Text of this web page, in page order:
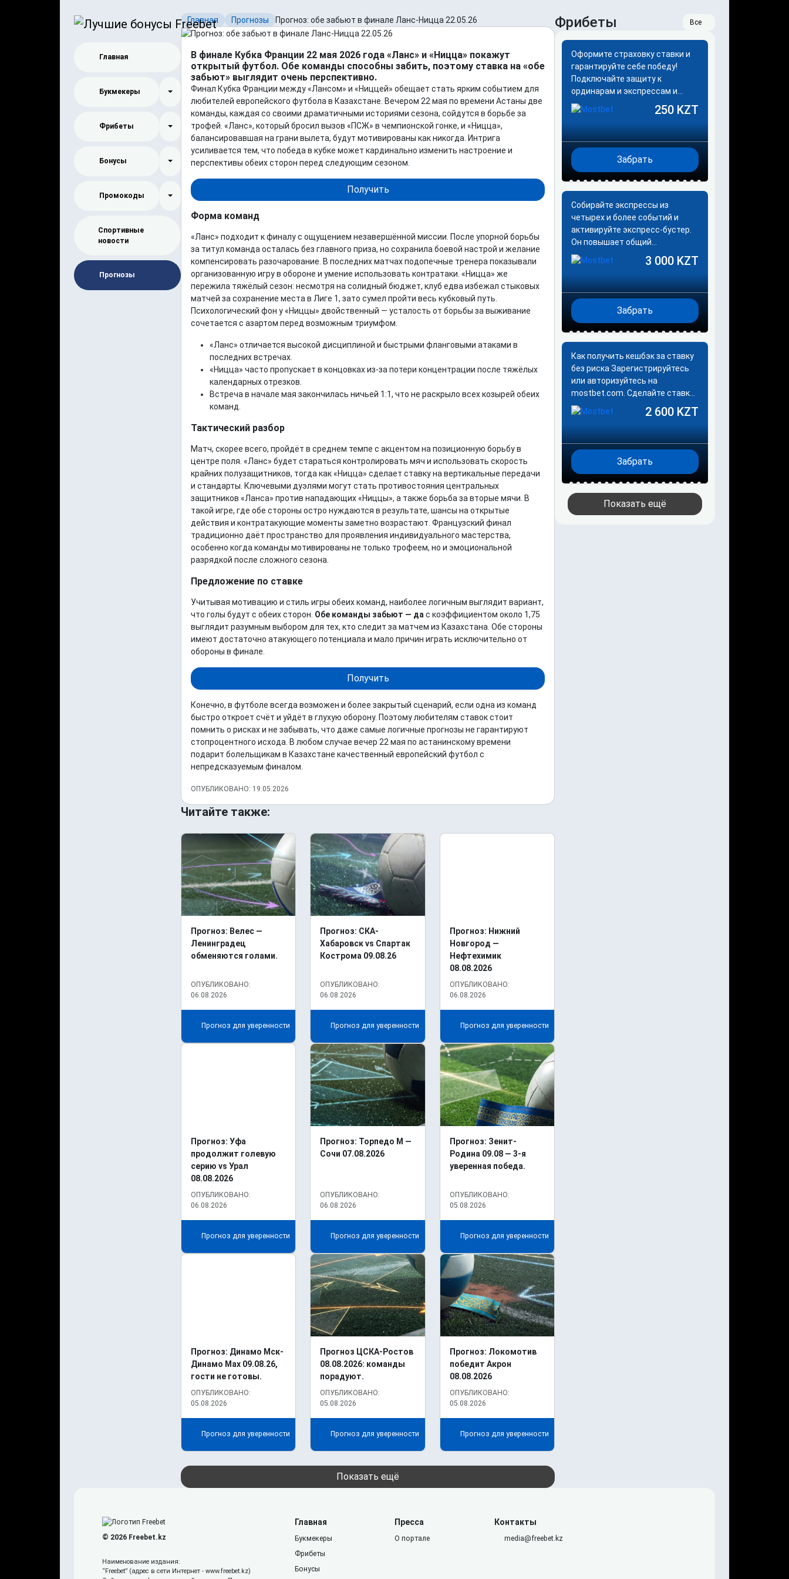
Главная
Букмекеры
Фрибеты
Бонусы
Промокоды
Спортивные
новости
Прогнозы
Главная Прогнозы Прогноз: обе забьют в финале Ланс-Ницца 22.05.26
В финале Кубка Франции 22 мая 2026 года «Ланс» и «Ницца» покажут
открытый футбол. Обе команды способны забить, поэтому ставка на «обе
забьют» выглядит очень перспективно.
Финал Кубка Франции между «Лансом» и «Ниццей» обещает стать ярким событием для
любителей европейского футбола в Казахстане. Вечером 22 мая по времени Астаны две
команды, каждая со своими драматичными историями сезона, сойдутся в борьбе за
трофей. «Ланс», который бросил вызов «ПСЖ» в чемпионской гонке, и «Ницца»,
балансировавшая на грани вылета, будут мотивированы как никогда. Интрига
усиливается тем, что победа в кубке может кардинально изменить настроение и
перспективы обеих сторон перед следующим сезоном.
Получить
Форма команд
«Ланс» подходит к финалу с ощущением незавершённой миссии. После упорной борьбы
за титул команда осталась без главного приза, но сохранила боевой настрой и желание
компенсировать разочарование. В последних матчах подопечные тренера показывали
организованную игру в обороне и умение использовать контратаки. «Ницца» же
пережила тяжёлый сезон: несмотря на солидный бюджет, клуб едва избежал стыковых
матчей за сохранение места в Лиге 1, зато сумел пройти весь кубковый путь.
Психологический фон у «Ниццы» двойственный — усталость от борьбы за выживание
сочетается с азартом перед возможным триумфом.
«Ланс» отличается высокой дисциплиной и быстрыми фланговыми атаками в
последних встречах.
«Ницца» часто пропускает в концовках из-за потери концентрации после тяжёлых
календарных отрезков.
Встреча в начале мая закончилась ничьей 1:1, что не раскрыло всех козырей обеих
команд.
Тактический разбор
Матч, скорее всего, пройдёт в среднем темпе с акцентом на позиционную борьбу в
центре поля. «Ланс» будет стараться контролировать мяч и использовать скорость
крайних полузащитников, тогда как «Ницца» сделает ставку на вертикальные передачи
и стандарты. Ключевыми дуэлями могут стать противостояния центральных
защитников «Ланса» против нападающих «Ниццы», а также борьба за вторые мячи. В
такой игре, где обе стороны остро нуждаются в результате, шансы на открытые
действия и контратакующие моменты заметно возрастают. Французский финал
традиционно даёт пространство для проявления индивидуального мастерства,
особенно когда команды мотивированы не только трофеем, но и эмоциональной
разрядкой после сложного сезона.
Предложение по ставке
Учитывая мотивацию и стиль игры обеих команд, наиболее логичным выглядит вариант,
что голы будут с обеих сторон. Обе команды забьют — да с коэффициентом около 1,75
выглядит разумным выбором для тех, кто следит за матчем из Казахстана. Обе стороны
имеют достаточно атакующего потенциала и мало причин играть исключительно от
обороны в финале.
Получить
Конечно, в футболе всегда возможен и более закрытый сценарий, если одна из команд
быстро откроет счёт и уйдёт в глухую оборону. Поэтому любителям ставок стоит
помнить о рисках и не забывать, что даже самые логичные прогнозы не гарантируют
стопроцентного исхода. В любом случае вечер 22 мая по астанинскому времени
подарит болельщикам в Казахстане качественный европейский футбол с
непредсказуемым финалом.
ОПУБЛИКОВАНО: 19.05.2026
Читайте также:
Прогноз: Велес —
Ленинградец
обменяются голами.
ОПУБЛИКОВАНО:
06.08.2026
Прогноз для уверенности
Прогноз: СКА-
Хабаровск vs Спартак
Кострома 09.08.26
ОПУБЛИКОВАНО:
06.08.2026
Прогноз для уверенности
Прогноз: Нижний
Новгород —
Нефтехимик
08.08.2026
ОПУБЛИКОВАНО:
06.08.2026
Прогноз для уверенности
Прогноз: Уфа
продолжит голевую
серию vs Урал
08.08.2026
ОПУБЛИКОВАНО:
06.08.2026
Прогноз для уверенности
Прогноз: Торпедо М —
Сочи 07.08.2026
ОПУБЛИКОВАНО:
06.08.2026
Прогноз для уверенности
Прогноз: Зенит-
Родина 09.08 — 3-я
уверенная победа.
ОПУБЛИКОВАНО:
05.08.2026
Прогноз для уверенности
Прогноз: Динамо Мск-
Динамо Мах 09.08.26,
гости не готовы.
ОПУБЛИКОВАНО:
05.08.2026
Прогноз для уверенности
Прогноз ЦСКА-Ростов
08.08.2026: команды
порадуют.
ОПУБЛИКОВАНО:
05.08.2026
Прогноз для уверенности
Прогноз: Локомотив
победит Акрон
08.08.2026
ОПУБЛИКОВАНО:
05.08.2026
Прогноз для уверенности
Показать ещё
Фрибеты Все
Оформите страховку ставки и
гарантируйте себе победу!
Подключайте защиту к
ординарам и экспрессам и
сохраняйте деньги при любом
исходе матча. Как это работает
250 KZT
Забрать
Собирайте экспрессы из
четырех и более событий и
активируйте экспресс-бустер.
Он повышает общий
коэффициент купона: чем
больше событий в экспрессе,
3 000 KZT
Забрать
Как получить кешбэк за ставку
без риска Зарегистрируйтесь
или авторизуйтесь на
mostbet.com. Сделайте ставку
на счет матча из списка
акционных событий (как только
2 600 KZT
Забрать
Показать ещё
© 2026 Freebet.kz
Наименование издания:
“Freebet” (адрес в сети Интернет - www.freebet.kz)
Главная
Букмекеры
Фрибеты
Бонусы
Пресса
О портале
Контакты
media@freebet.kz